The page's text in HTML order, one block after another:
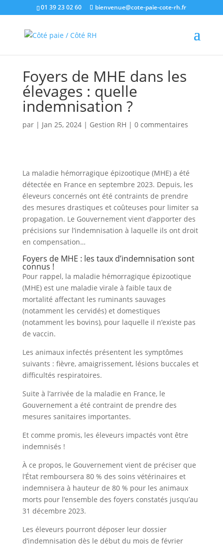
01 39 23 02 60 bienvenue@cote-paie-cote-rh.fr
Foyers de MHE dans les
élevages : quelle
indemnisation ?
par | Jan 25, 2024| Gestion RH | 0 commentaires
La maladie hémorragique épizootique (MHE) a été
détectée en France en septembre 2023. Depuis, les
éleveurs concernés ont été contraints de prendre
des mesures drastiques et coûteuses pour limiter sa
propagation. Le Gouvernement vient d’apporter des
précisions sur l’indemnisation à laquelle ils ont droit
en compensation…
Foyers de MHE : les taux d’indemnisation sont
connus !
Pour rappel, la maladie hémorragique épizootique
(MHE) est une maladie virale à faible taux de
mortalité affectant les ruminants sauvages
(notamment les cervidés) et domestiques
(notamment les bovins), pour laquelle il n’existe pas
de vaccin.
Les animaux infectés présentent les symptômes
suivants : fièvre, amaigrissement, lésions buccales et
difficultés respiratoires.
Suite à l’arrivée de la maladie en France, le
Gouvernement a été contraint de prendre des
mesures sanitaires importantes.
Et comme promis, les éleveurs impactés vont être
indemnisés !
À ce propos, le Gouvernement vient de préciser que
l’État remboursera 80 % des soins vétérinaires et
indemnisera à hauteur de 80 % pour les animaux
morts pour l’ensemble des foyers constatés jusqu’au
31 décembre 2023.
Les éleveurs pourront déposer leur dossier
d’indemnisation dès le début du mois de février